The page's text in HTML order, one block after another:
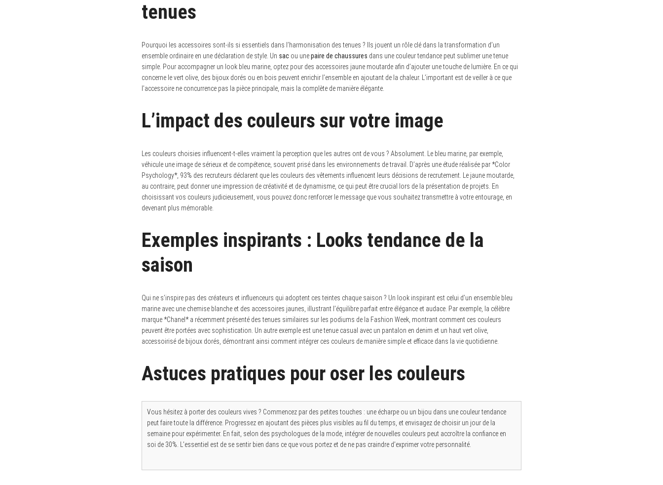
tenues
Pourquoi les accessoires sont-ils si essentiels dans l’harmonisation des tenues ? Ils jouent un rôle clé dans la transformation d’un
ensemble ordinaire en une déclaration de style. Un sac ou unepaire de chaussures dans une couleur tendance peut sublimer une tenue
simple. Pour accompagner un look bleu marine, optez pour des accessoires jaune moutarde afin d’ajouter une touche de lumière. En ce qui
concerne le vert olive, des bijoux dorés ou en bois peuvent enrichir l’ensemble en ajoutant de la chaleur. L’important est de veiller à ce que
l’accessoire ne concurrence pas la pièce principale, mais la complète de manière élégante.
L’impact des couleurs sur votre image
Les couleurs choisies influencent-t-elles vraiment la perception que les autres ont de vous ? Absolument. Le bleu marine, par exemple,
véhicule une image de sérieux et de compétence, souvent prisé dans les environnements de travail. D’après une étude réalisée par *Color
Psychology*, 93% des recruteurs déclarent que les couleurs des vêtements influencent leurs décisions de recrutement. Le jaune moutarde,
au contraire, peut donner une impression de créativité et de dynamisme, ce qui peut être crucial lors de la présentation de projets. En
choisissant vos couleurs judicieusement, vous pouvez donc renforcer le message que vous souhaitez transmettre à votre entourage, en
devenant plus mémorable.
Exemples inspirants : Looks tendance de la
saison
Qui ne s’inspire pas des créateurs et influenceurs qui adoptent ces teintes chaque saison ? Un look inspirant est celui d’un ensemble bleu
marine avec une chemise blanche et des accessoires jaunes, illustrant l’équilibre parfait entre élégance et audace. Par exemple, la célèbre
marque *Chanel* a récemment présenté des tenues similaires sur les podiums de la Fashion Week, montrant comment ces couleurs
peuvent être portées avec sophistication. Un autre exemple est une tenue casual avec un pantalon en denim et un haut vert olive,
accessoirisé de bijoux dorés, démontrant ainsi comment intégrer ces couleurs de manière simple et efficace dans la vie quotidienne.
Astuces pratiques pour oser les couleurs
Vous hésitez à porter des couleurs vives ? Commencez par des petites touches : une écharpe ou un bijou dans une couleur tendance
peut faire toute la différence. Progressez en ajoutant des pièces plus visibles au fil du temps, et envisagez de choisir un jour de la
semaine pour expérimenter. En fait, selon des psychologues de la mode, intégrer de nouvelles couleurs peut accroître la confiance en
soi de 30%. L’essentiel est de se sentir bien dans ce que vous portez et de ne pas craindre d’exprimer votre personnalité.